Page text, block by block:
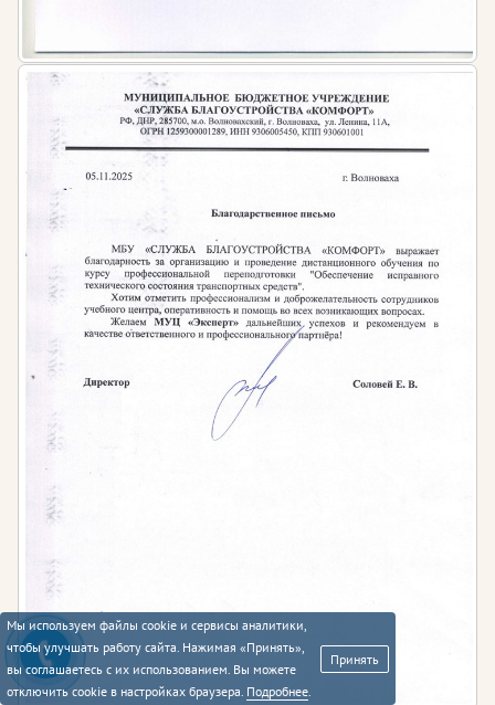
Мы используем файлы cookie и сервисы аналитики,
чтобы улучшать работу сайта. Нажимая «Принять»,
вы соглашаетесь с их использованием. Вы можете
отключить cookie в настройках браузера. Подробнее.
Принять